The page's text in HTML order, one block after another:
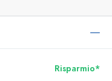
Risparmio*